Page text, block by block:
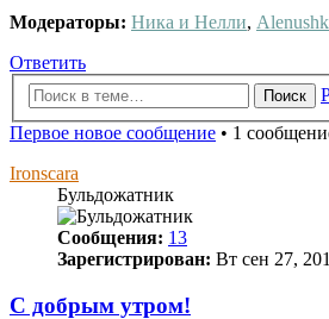
Модераторы: Ника и Нелли,
Ответить
Поиск
Первое новое сообщение • 1
Ironscara
Бульдожатник
Сообщения: 13
Зарегистрирован: Вт сен 27,
С добрым утром!